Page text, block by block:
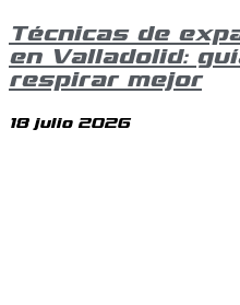
Técnicas de
en Valladolid:
respirar mejor
18 julio 2026